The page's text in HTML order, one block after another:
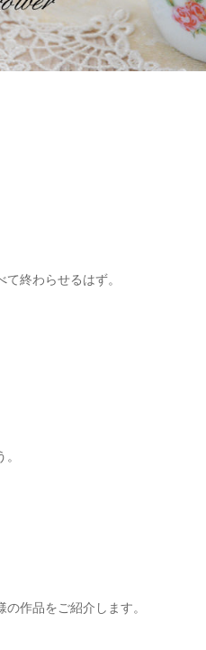
終わらせるはず。
作品をご紹介します。